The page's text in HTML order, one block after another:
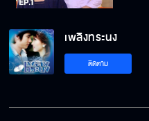
เพลิงทระนง
ติดตาม